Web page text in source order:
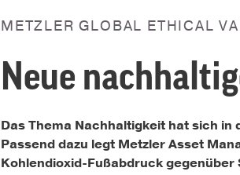
METZLER GLOBAL ETHICAL
Neue
Das Thema Nachhaltigkeit hat sich
Passend dazu legt Metzler Asset
Kohlendioxid-Fußabdruck